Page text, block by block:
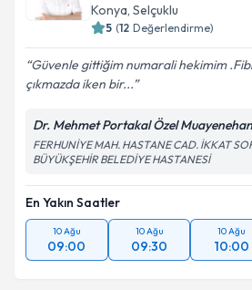
Konya, Selçuklu
5 (12 Değerlendirme)
Güvenle gittiğim numarali hekimim
çıkmazda iken bir...
Dr. Mehmet Portakal Özel
FERHUNİYE MAH. HASTANE CAD. İKKAT
BÜYÜKŞEHİR BELEDİYE HASTANESİ
En Yakın Saatler
10 Ağu
09:00
10 Ağu
09:30
10 Ağu
10:00